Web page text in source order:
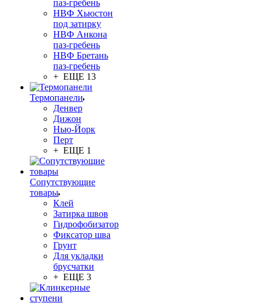
паз-гребень
НВФ Хьюстон
под затирку
НВФ Анкона
паз-гребень
НВФ Бретань
паз-гребень
+ ЕЩЕ 13
Термопанели
Денвер
Дижон
Нью-Йорк
Перт
+ ЕЩЕ 1
Сопутствующие
товары
Клей
Затирка швов
Гидрофобизатор
Фиксатор шва
Грунт
Для укладки
брусчатки
+ ЕЩЕ 3